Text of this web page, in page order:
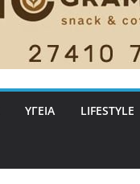
ΥΓΕΙΑ LIFESTYLE